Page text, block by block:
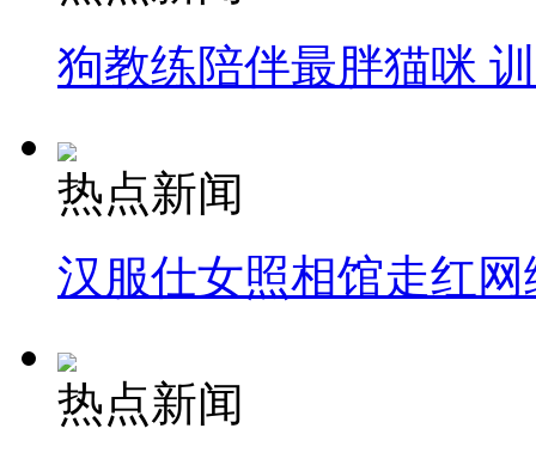
狗教练陪伴最胖猫咪
热点新闻
汉服仕女照相馆走红网
热点新闻